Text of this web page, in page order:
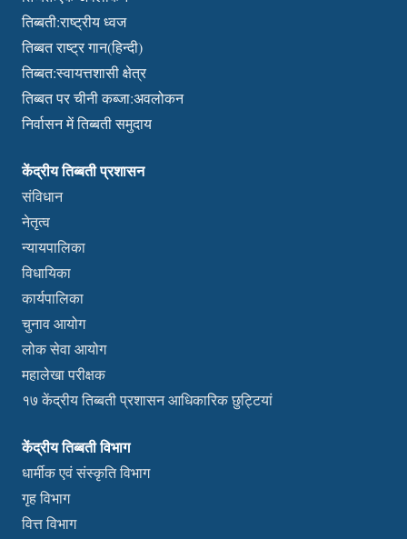
तिब्बती:राष्ट्रीय ध्वज
तिब्बत राष्ट्र गान(हिन्दी)
तिब्बत:स्वायत्तशासी क्षेत्र
तिब्बत पर चीनी कब्जा:अवलोकन
निर्वासन में तिब्बती समुदाय
केंद्रीय तिब्बती प्रशासन
संविधान
नेतृत्व
न्यायपालिका
विधायिका
कार्यपालिका
चुनाव आयोग
लोक सेवा आयोग
महालेखा परीक्षक
१७ केंद्रीय तिब्बती प्रशासन आधिकारिक छुट्टियां
केंद्रीय तिब्बती विभाग
धार्मीक एवं संस्कृति विभाग
गृह विभाग
वित्त विभाग